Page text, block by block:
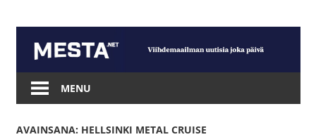
content
Mesta.net
MENU
AVAINSANA: HELLSINKI METAL CRUISE